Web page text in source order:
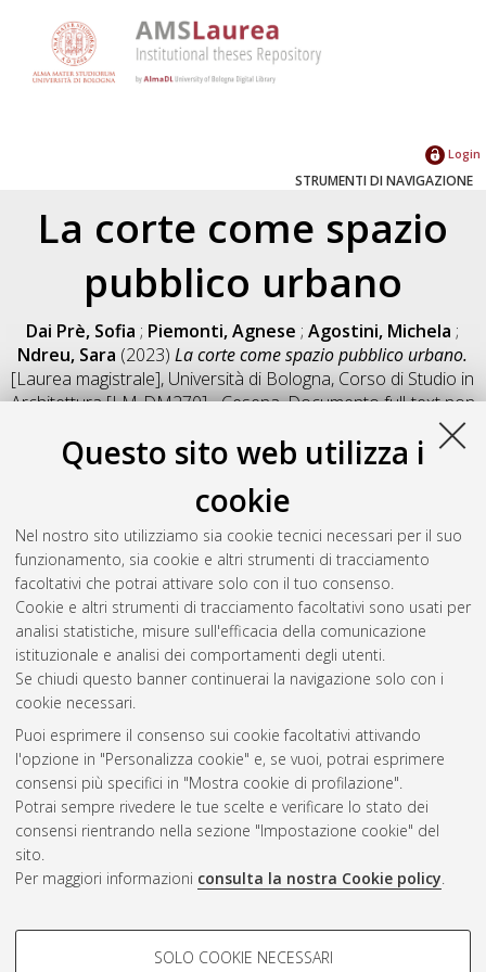
Questo sito web utilizza i
cookie
Nel nostro sito utilizziamo sia cookie tecnici necessari per il suo
funzionamento, sia cookie e altri strumenti di tracciamento
facoltativi che potrai attivare solo con il tuo consenso.
Cookie e altri strumenti di tracciamento facoltativi sono usati per
analisi statistiche, misure sull'efficacia della comunicazione
istituzionale e analisi dei comportamenti degli utenti.
Se chiudi questo banner continuerai la navigazione solo con i
cookie necessari.
Puoi esprimere il consenso sui cookie facoltativi attivando
l'opzione in "Personalizza cookie" e, se vuoi, potrai esprimere
consensi più specifici in "Mostra cookie di profilazione".
Potrai sempre rivedere le tue scelte e verificare lo stato dei
consensi rientrando nella sezione "Impostazione cookie" del
sito.
Per maggiori informazioni consulta la nostra Cookie policy.
COOKIE DI PROFILAZIONE -
SOLO COOKIE NECESSARI
Login
STRUMENTI DI NAVIGAZIONE
La corte come spazio
pubblico urbano
Dai Prè, Sofia ; Piemonti, Agnese ;Agostini, Michela ;
Ndreu, Sara (2023)La corte come spazio pubblico urbano.
[Laurea magistrale], Università di Bologna, Corso di Studio in
Architettura [LM-DM270] - Cesena, Documento full-text non
Salva citazione
Condividi
Il full-text non è disponibile per scelta dell'autore. (
Abstract
Altri metadati
Gestione del documento:
Atom
Rss 1.0
Rss 2.0
AMS Laurea
Impostazioni Cookie
Informativa sulla privacy